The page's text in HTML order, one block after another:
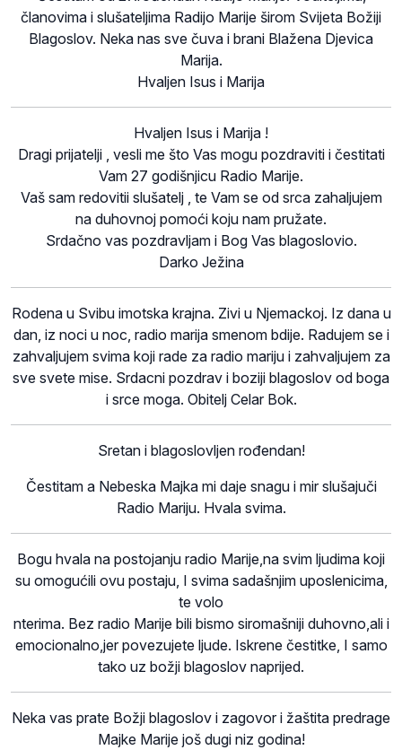
članovima i slušateljima Radijo Marije širom Svijeta Božiji
Blagoslov. Neka nas sve čuva i brani Blažena Djevica
Marija.
Hvaljen Isus i Marija
Hvaljen Isus i Marija !
Dragi prijatelji , vesli me što Vas mogu pozdraviti i čestitati
Vam 27 godišnjicu Radio Marije.
Vaš sam redovitii slušatelj , te Vam se od srca zahaljujem
na duhovnoj pomoći koju nam pružate.
Srdačno vas pozdravljam i Bog Vas blagoslovio.
Darko Ježina
Rodena u Svibu imotska krajna. Zivi u Njemackoj. Iz dana u
dan, iz noci u noc, radio marija smenom bdije. Radujem se i
zahvaljujem svima koji rade za radio mariju i zahvaljujem za
sve svete mise. Srdacni pozdrav i boziji blagoslov od boga
i srce moga. Obitelj Celar Bok.
Sretan i blagoslovljen rođendan!
Čestitam a Nebeska Majka mi daje snagu i mir slušajuči
Radio Mariju. Hvala svima.
Bogu hvala na postojanju radio Marije,na svim ljudima koji
su omogućili ovu postaju, I svima sadašnjim uposlenicima,
te volo
nterima. Bez radio Marije bili bismo siromašniji duhovno,ali i
emocionalno,jer povezujete ljude. Iskrene čestitke, I samo
tako uz božji blagoslov naprijed.
Neka vas prate Božji blagoslov i zagovor i žaštita predrage
Majke Marije još dugi niz godina!